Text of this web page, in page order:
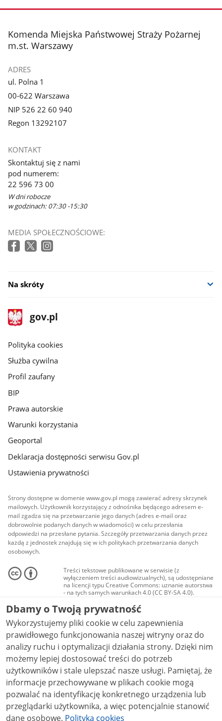
stopka
Komenda Miejska Państwowej Straży Pożarnej
m.st. Warszawy
ADRES
ul. Polna 1
00-622 Warszawa
NIP 526 22 60 940
Regon 13292107
KONTAKT
Skontaktuj się z nami
pod numerem:
22 596 73 00
W dni robocze
w godzinach: 07:30 -15:30
MEDIA SPOŁECZNOŚCIOWE:
Na skróty
stopka
gov.pl
Strona
gov.pl
gov.pl
Polityka cookies
Służba cywilna
Profil zaufany
BIP
Prawa autorskie
Warunki korzystania
Geoportal
Deklaracja dostępności serwisu Gov.pl
Ustawienia prywatności
Strony dostępne w domenie www.gov.pl mogą zawierać adresy skrzynek
mailowych. Użytkownik korzystający z odnośnika będącego adresem e-
mail zgadza się na przetwarzanie jego danych (adres e-mail oraz
dobrowolnie podanych danych w wiadomości) w celu przesłania
odpowiedzi na przesłane pytania. Szczegóły przetwarzania danych przez
każdą z jednostek znajdują się w ich politykach przetwarzania danych
osobowych.
Treści tekstowe publikowane w serwisie (z
wyłączeniem treści audiowizualnych), są udostępniane
na licencji typu Creative Commons: uznanie autorstwa
- na tych samych warunkach 4.0 (CC BY-SA 4.0).
Materiały audiowizualne, w tym zdjęcia, materiały
audio i wideo, są udostępniane na licencji typu
Creative Commons: uznanie autorstwa użycie
niekomercyjne - bez utworów zależnych 4.0 (CC BY-
NC-ND 4.0), o ile nie jest to stwierdzone inaczej.
Dbamy o Twoją prywatność
Wykorzystujemy pliki cookie w celu zapewnienia
prawidłowego funkcjonowania naszej witryny oraz do
analizy ruchu i optymalizacji działania strony. Dzięki nim
możemy lepiej dostosować treści do potrzeb
użytkowników i stale ulepszać nasze usługi. Pamiętaj, że
informacje przechowywane w plikach cookie mogą
pozwalać na identyfikację konkretnego urządzenia lub
przeglądarki użytkownika, a więc potencjalnie stanowić
dane osobowe. Polityka cookies